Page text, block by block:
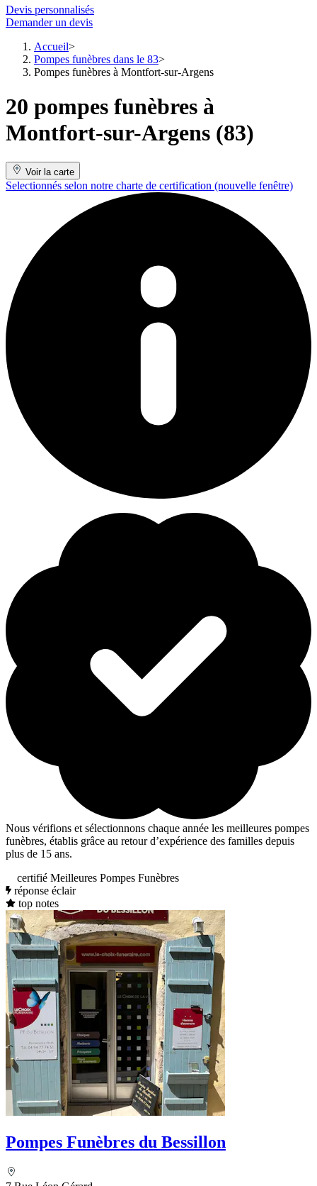
Devis personnalisés
Demander un devis
Accueil
Pompes funèbres dans le 83
Pompes funèbres à Montfort-sur-Argens
20 pompes funèbres à
Montfort-sur-Argens (83)
Voir la carte
Selectionnés selon notre charte de certification (nouvelle fenêtre)
Nous vérifions et sélectionnons chaque année les meilleures pompes
funèbres, établis grâce au retour d’expérience des familles depuis
plus de 15 ans.
certifié Meilleures Pompes Funèbres
réponse éclair
top notes
Pompes Funèbres du Bessillon